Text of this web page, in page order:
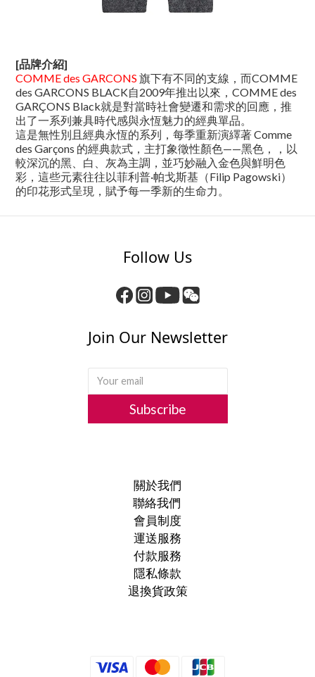
[品牌介紹]
COMME des GARCONS 旗下有不同的支線，而COMME
des GARCONS BLACK自2009年推出以來，COMME des
GARÇONS Black就是對當時社會變遷和需求的回應，推
出了一系列兼具時代感與永恆魅力的經典單品。
這是無性別且經典永恆的系列，每季重新演繹著 Comme
des Garçons 的經典款式，主打象徵性顏色——黑色，，以
較深沉的黑、白、灰為主調，並巧妙融入金色與鮮明色
彩，這些元素往往以菲利普·帕戈斯基（Filip Pagowski）
的印花形式呈現，賦予每一季新的生命力。
Follow Us
Join Our Newsletter
Subscribe
關於我們
聯絡我們
會員制度
運送服務
付款服務
隱私條款
退換貨政策